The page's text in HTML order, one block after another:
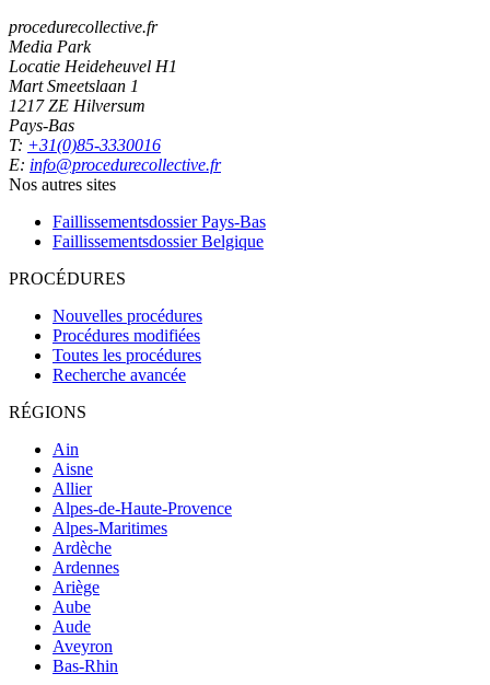
procedurecollective.fr
Media Park
Locatie Heideheuvel H1
Mart Smeetslaan 1
1217 ZE Hilversum
Pays-Bas
T: +31(0)85-3330016
E: info@procedurecollective.fr
Nos autres sites
Faillissementsdossier Pays-Bas
Faillissementsdossier Belgique
PROCÉDURES
Nouvelles procédures
Procédures modifiées
Toutes les procédures
Recherche avancée
RÉGIONS
Ain
Aisne
Allier
Alpes-de-Haute-Provence
Alpes-Maritimes
Ardèche
Ardennes
Ariège
Aube
Aude
Aveyron
Bas-Rhin